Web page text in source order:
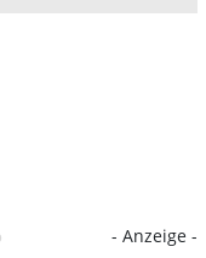
- Anzeige -